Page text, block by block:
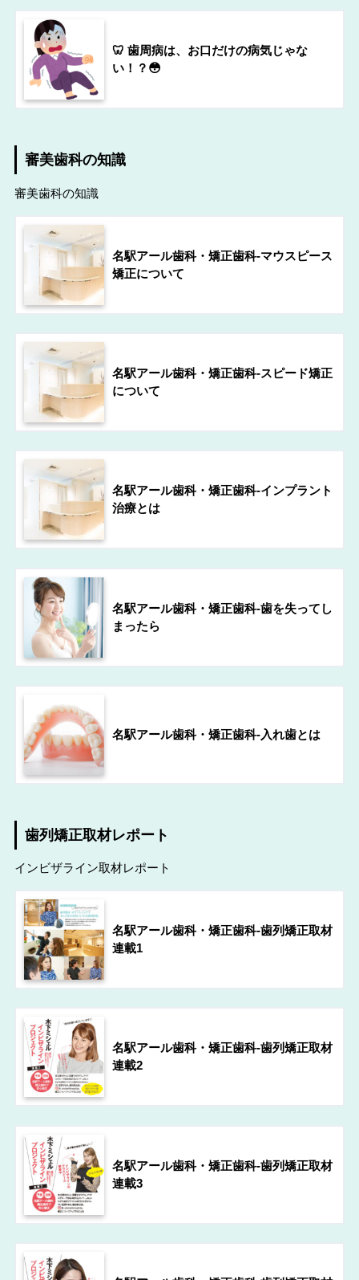
🦷 歯周病は、お口だけの病気じゃな
い！？😳
審美歯科の知識
審美歯科の知識
名駅アール歯科・矯正歯科-マウスピース
矯正について
名駅アール歯科・矯正歯科-スピード矯正
について
名駅アール歯科・矯正歯科-インプラント
治療とは
名駅アール歯科・矯正歯科-歯を失ってし
まったら
名駅アール歯科・矯正歯科-入れ歯とは
歯列矯正取材レポート
インビザライン取材レポート
名駅アール歯科・矯正歯科-歯列矯正取材
連載1
名駅アール歯科・矯正歯科-歯列矯正取材
連載2
名駅アール歯科・矯正歯科-歯列矯正取材
連載3